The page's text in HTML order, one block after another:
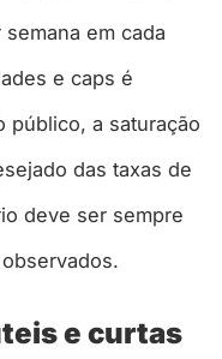
em cada
e caps é
público, a saturação
das taxas de
deve ser sempre
e curtas